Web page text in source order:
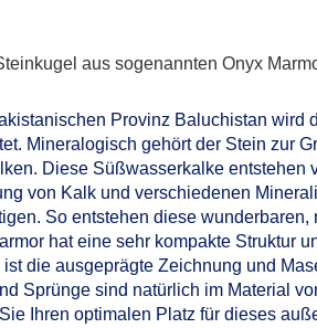
aus sogenannten Onyx
Provinz Baluchistan
Mineralogisch gehört der Stein zur
Diese Süßwasserkalke entstehen
von Kalk und verschiedenen
So entstehen diese wunderbaren,
hat eine sehr kompakte Struktur
ist die ausgeprägte Zeichnung und
Sprünge sind natürlich im Material
Ihren optimalen Platz für dieses